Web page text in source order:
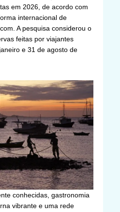
em 2026, de acordo com
internacional de
A pesquisa considerou o
feitas por viajantes
e 31 de agosto de
conhecidas, gastronomia
vibrante e uma rede